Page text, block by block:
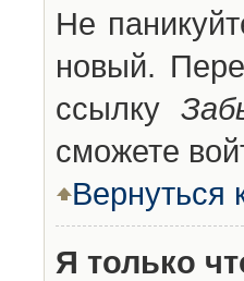
Не
новый.
ссылку
сможете
Вернуться
Я только